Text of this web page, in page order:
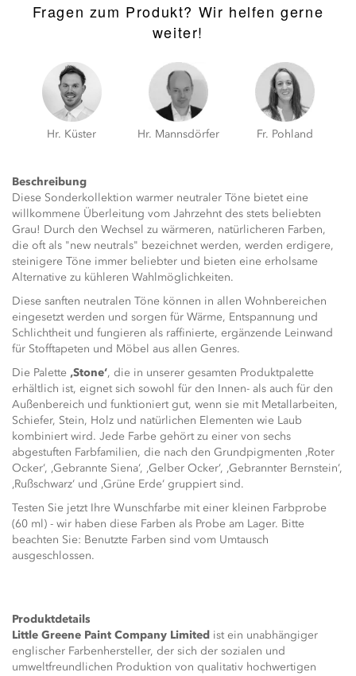
Fragen zum Produkt? Wir helfen gerne
weiter!
Hr. Küster Hr. Mannsdörfer Fr. Pohland
Beschreibung
Diese Sonderkollektion warmer neutraler Töne bietet eine
willkommene Überleitung vom Jahrzehnt des stets beliebten
Grau! Durch den Wechsel zu wärmeren, natürlicheren Farben,
die oft als "new neutrals" bezeichnet werden, werden erdigere,
steinigere Töne immer beliebter und bieten eine erholsame
Alternative zu kühleren Wahlmöglichkeiten.
Diese sanften neutralen Töne können in allen Wohnbereichen
eingesetzt werden und sorgen für Wärme, Entspannung und
Schlichtheit und fungieren als raffinierte, ergänzende Leinwand
für Stofftapeten und Möbel aus allen Genres.
Die Palette ‚Stone‘, die in unserer gesamten Produktpalette
erhältlich ist, eignet sich sowohl für den Innen- als auch für den
Außenbereich und funktioniert gut, wenn sie mit Metallarbeiten,
Schiefer, Stein, Holz und natürlichen Elementen wie Laub
kombiniert wird. Jede Farbe gehört zu einer von sechs
abgestuften Farbfamilien, die nach den Grundpigmenten ‚Roter
Ocker‘, ‚Gebrannte Siena‘, ‚Gelber Ocker‘, ‚Gebrannter Bernstein‘,
‚Rußschwarz‘ und ‚Grüne Erde‘ gruppiert sind.
Testen Sie jetzt Ihre Wunschfarbe mit einer kleinen Farbprobe
(60 ml) - wir haben diese Farben als Probe am Lager. Bitte
beachten Sie: Benutzte Farben sind vom Umtausch
ausgeschlossen.
Produktdetails
Little Greene Paint Company Limited ist ein unabhängiger
englischer Farbenhersteller, der sich der sozialen und
umweltfreundlichen Produktion von qualitativ hochwertigen